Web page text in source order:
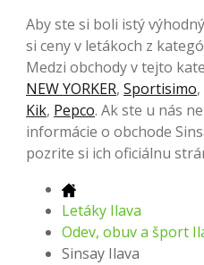
Aby ste si boli istý
si ceny v letákoch z
Medzi obchody v tejto
NEW YORKER, Sportisimo,
Kik, Pepco. Ak ste u nás
informácie o obchode
pozrite si ich oficiálnu
Letáky Ilava
Odev, obuv a šport
Sinsay Ilava